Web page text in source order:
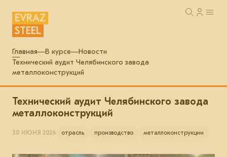
EVRAZ
STEEL
Главная В курсе
Новости
Технический аудит Челябинского завода
металлоконструкций
Технический аудит Челябинского завода
металлоконструкций
30 ИЮНЯ 2026 отрасль производство металлоконструкции